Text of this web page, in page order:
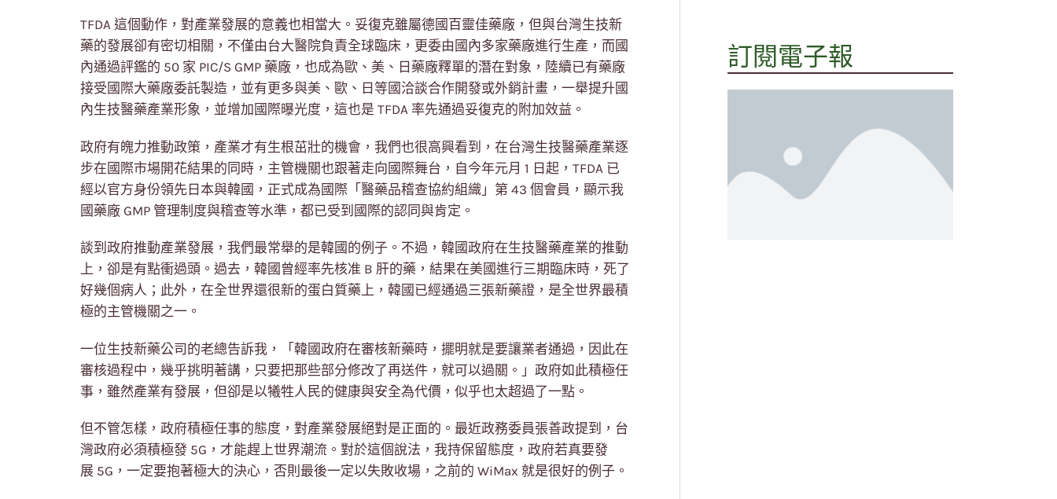
TFDA 這個動作，對產業發展的意義也相當大。妥復克雖屬德國百靈佳藥廠，但與台灣生技新
藥的發展卻有密切相關，不僅由台大醫院負責全球臨床，更委由國內多家藥廠進行生產，而國
內通過評鑑的 50 家 PIC/S GMP 藥廠，也成為歐、美、日藥廠釋單的潛在對象，陸續已有藥廠
接受國際大藥廠委託製造，並有更多與美、歐、日等國洽談合作開發或外銷計畫，一舉提升國
內生技醫藥產業形象，並增加國際曝光度，這也是 TFDA 率先通過妥復克的附加效益。
政府有魄力推動政策，產業才有生根茁壯的機會，我們也很高興看到，在台灣生技醫藥產業逐
步在國際市場開花結果的同時，主管機關也跟著走向國際舞台，自今年元月 1 日起，TFDA 已
經以官方身份領先日本與韓國，正式成為國際「醫藥品稽查協約組織」第 43 個會員，顯示我
國藥廠 GMP 管理制度與稽查等水準，都已受到國際的認同與肯定。
談到政府推動產業發展，我們最常舉的是韓國的例子。不過，韓國政府在生技醫藥產業的推動
上，卻是有點衝過頭。過去，韓國曾經率先核准 B 肝的藥，結果在美國進行三期臨床時，死了
好幾個病人；此外，在全世界還很新的蛋白質藥上，韓國已經通過三張新藥證，是全世界最積
極的主管機關之一。
一位生技新藥公司的老總告訴我，「韓國政府在審核新藥時，擺明就是要讓業者通過，因此在
審核過程中，幾乎挑明著講，只要把那些部分修改了再送件，就可以過關。」政府如此積極任
事，雖然產業有發展，但卻是以犧牲人民的健康與安全為代價，似乎也太超過了一點。
但不管怎樣，政府積極任事的態度，對產業發展絕對是正面的。最近政務委員張善政提到，台
灣政府必須積極發 5G，才能趕上世界潮流。對於這個說法，我持保留態度，政府若真要發
展 5G，一定要抱著極大的決心，否則最後一定以失敗收場，之前的 WiMax 就是很好的例子。
訂閱電子報